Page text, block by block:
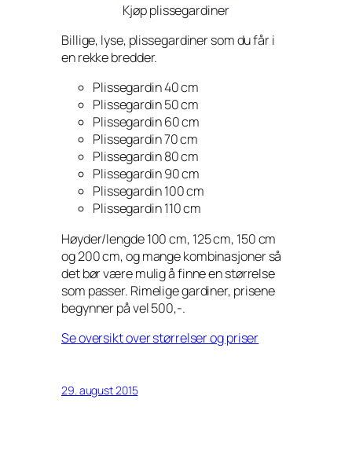
Kjøp plissegardiner
Billige, lyse, plissegardiner som du får i
en rekke bredder.
Plissegardin 40 cm
Plissegardin 50 cm
Plissegardin 60 cm
Plissegardin 70 cm
Plissegardin 80 cm
Plissegardin 90 cm
Plissegardin 100 cm
Plissegardin 110 cm
Høyder/lengde 100 cm, 125 cm, 150 cm
og 200 cm, og mange kombinasjoner så
det bør være mulig å finne en størrelse
som passer. Rimelige gardiner, prisene
begynner på vel 500,-.
Se oversikt over størrelser og priser
29. august 2015